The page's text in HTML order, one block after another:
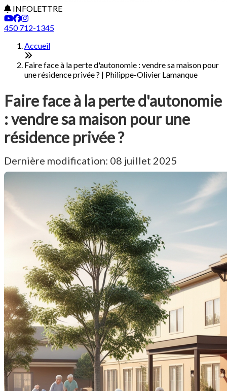
INFOLETTRE
450 712-1345
Accueil
Faire face à la perte d'autonomie : vendre sa maison pour
une résidence privée ? | Philippe-Olivier Lamanque
Faire face à la perte d'autonomie
: vendre sa maison pour une
résidence privée ?
Dernière modification: 08 juillet 2025